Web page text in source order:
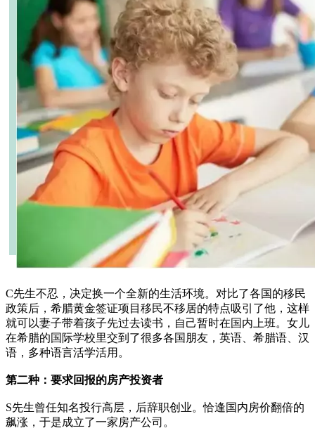
C先生不忍，决定换一个全新的生活环境。对比了各国的移民
政策后，希腊黄金签证项目移民不移居的特点吸引了他，这样
就可以妻子带着孩子先过去读书，自己暂时在国内上班。女儿
在希腊的国际学校里交到了很多各国朋友，英语、希腊语、汉
语，多种语言活学活用。
第二种：要求回报的房产投资者
S先生曾任知名投行高层，后辞职创业。恰逢国内房价翻倍的
飙涨，于是成立了一家房产公司。